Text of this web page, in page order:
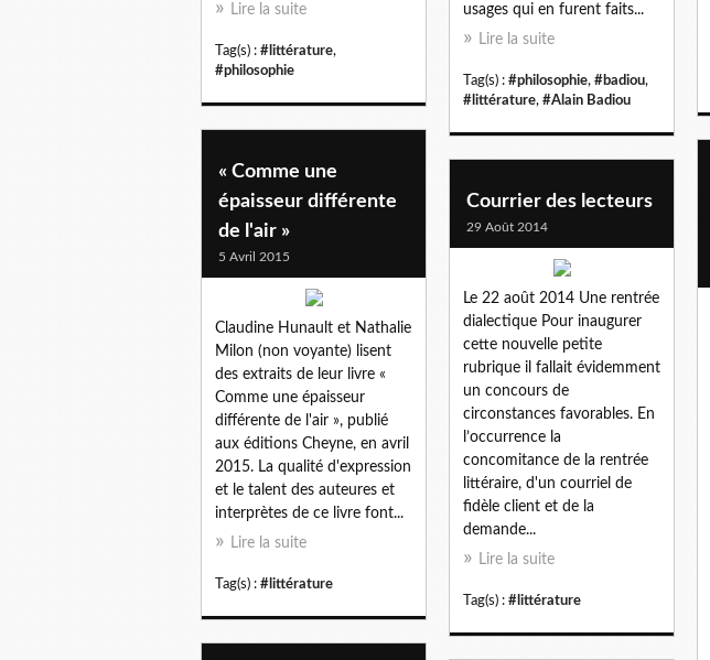
Lire la suite
Tag(s) : #littérature,
#philosophie
usages qui en furent faits...
Lire la suite
Tag(s) : #philosophie, #badiou,
#littérature, #Alain Badiou
« Comme une
épaisseur différente
de l'air »
5 Avril 2015
Claudine Hunault et Nathalie
Milon (non voyante) lisent
des extraits de leur livre «
Comme une épaisseur
différente de l'air », publié
aux éditions Cheyne, en avril
2015. La qualité d'expression
et le talent des auteures et
interprètes de ce livre font...
Lire la suite
Tag(s) : #littérature
Courrier des lecteurs
29 Août 2014
Le 22 août 2014 Une rentrée
dialectique Pour inaugurer
cette nouvelle petite
rubrique il fallait évidemment
un concours de
circonstances favorables. En
l’occurrence la
concomitance de la rentrée
littéraire, d'un courriel de
fidèle client et de la
demande...
Lire la suite
Tag(s) : #littérature